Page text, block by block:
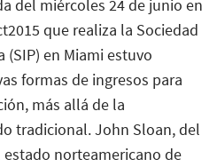
del miércoles 24 de junio en
que realiza la Sociedad
(SIP) en Miami estuvo
formas de ingresos para
más allá de la
tradicional. John Sloan, del
norteamericano de